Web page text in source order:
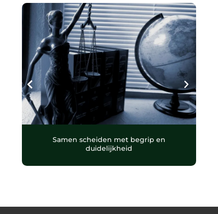
Samen scheiden met begrip en
duidelijkheid